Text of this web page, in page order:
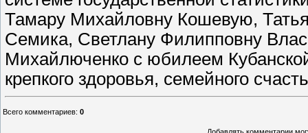
Тамару Михайловну Кошевую,
Семика, Светлану Филипповну
Михайлюченко с юбилеем
крепкого здоровья, семейного
Всего комментариев: 0